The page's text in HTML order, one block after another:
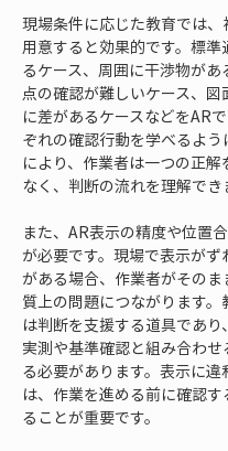
現場条件に応じた教育では、
用意すると効果的です。標
るケース、周囲に干渉物があ
点の確認が難しいケース、
に差があるケースなどをAR
ぞれの確認行動を学べるよ
により、作業者は一つの正
なく、判断の流れを理解でき
また、AR表示の精度や位置
が必要です。現場で表示がず
がある場合、作業者がその
質上の問題につながります。
は判断を支援する道具であり
実測や基準確認と組み合わ
る必要があります。表示に違
は、作業を進める前に確認
ることが重要です。